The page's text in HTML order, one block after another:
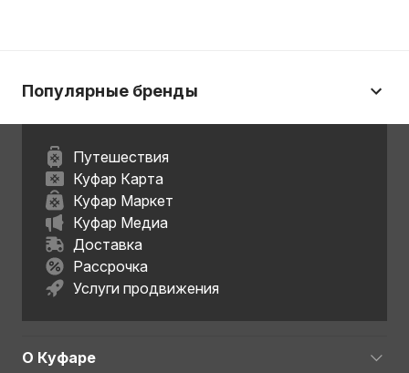
Популярные бренды
Путешествия
Куфар Карта
Куфар Маркет
Куфар Медиа
Доставка
Рассрочка
Услуги продвижения
О Куфаре